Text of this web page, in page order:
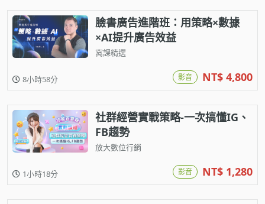
窩課推薦給您
臉書廣告進階班：用策略×數據
×AI提升廣告效益
窩課精選
8小時58分 影音 NT$ 4,800
社群經營實戰策略-一次搞懂IG、
FB趨勢
放大數位行銷
1小時18分 影音 NT$ 1,280